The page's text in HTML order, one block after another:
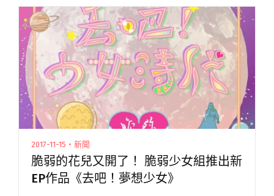
包含邵大倫、蔡振南、陳明珠等都對榕幫特有的
饒舌創作讚譽有加，更從中聽見世閱讀全文 "榕
幫公布「根今夜：！！！！」演唱會嘉賓 邀百合
花林奕碩、問題總部丁佳慧重現合作曲目"
2017-11-15・新聞
脆弱的花兒又開了！ 脆弱少女組推出新
EP作品《去吧！夢想少女》